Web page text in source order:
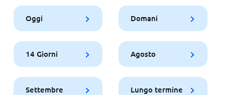
Oggi Domani
14 Giorni Agosto
Settembre Lungo termine